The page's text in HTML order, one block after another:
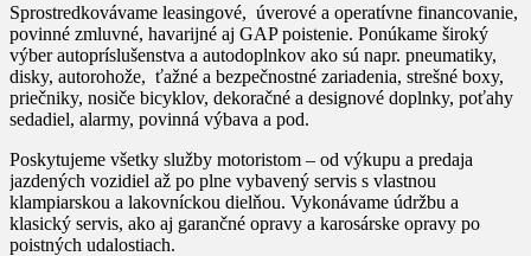
Sprostredkovávame leasingové, úverové a operatívne financovanie,
povinné zmluvné, havarijné aj GAP poistenie. Ponúkame široký
výber autopríslušenstva a autodoplnkov ako sú napr. pneumatiky,
disky, autorohože, ťažné a bezpečnostné zariadenia, strešné boxy,
priečniky, nosiče bicyklov, dekoračné a designové doplnky, poťahy
sedadiel, alarmy, povinná výbava a pod.
Poskytujeme všetky služby motoristom – od výkupu a predaja
jazdených vozidiel až po plne vybavený servis s vlastnou
klampiarskou a lakovníckou dielňou. Vykonávame údržbu a
klasický servis, ako aj garančné opravy a karosárske opravy po
poistných udalostiach.